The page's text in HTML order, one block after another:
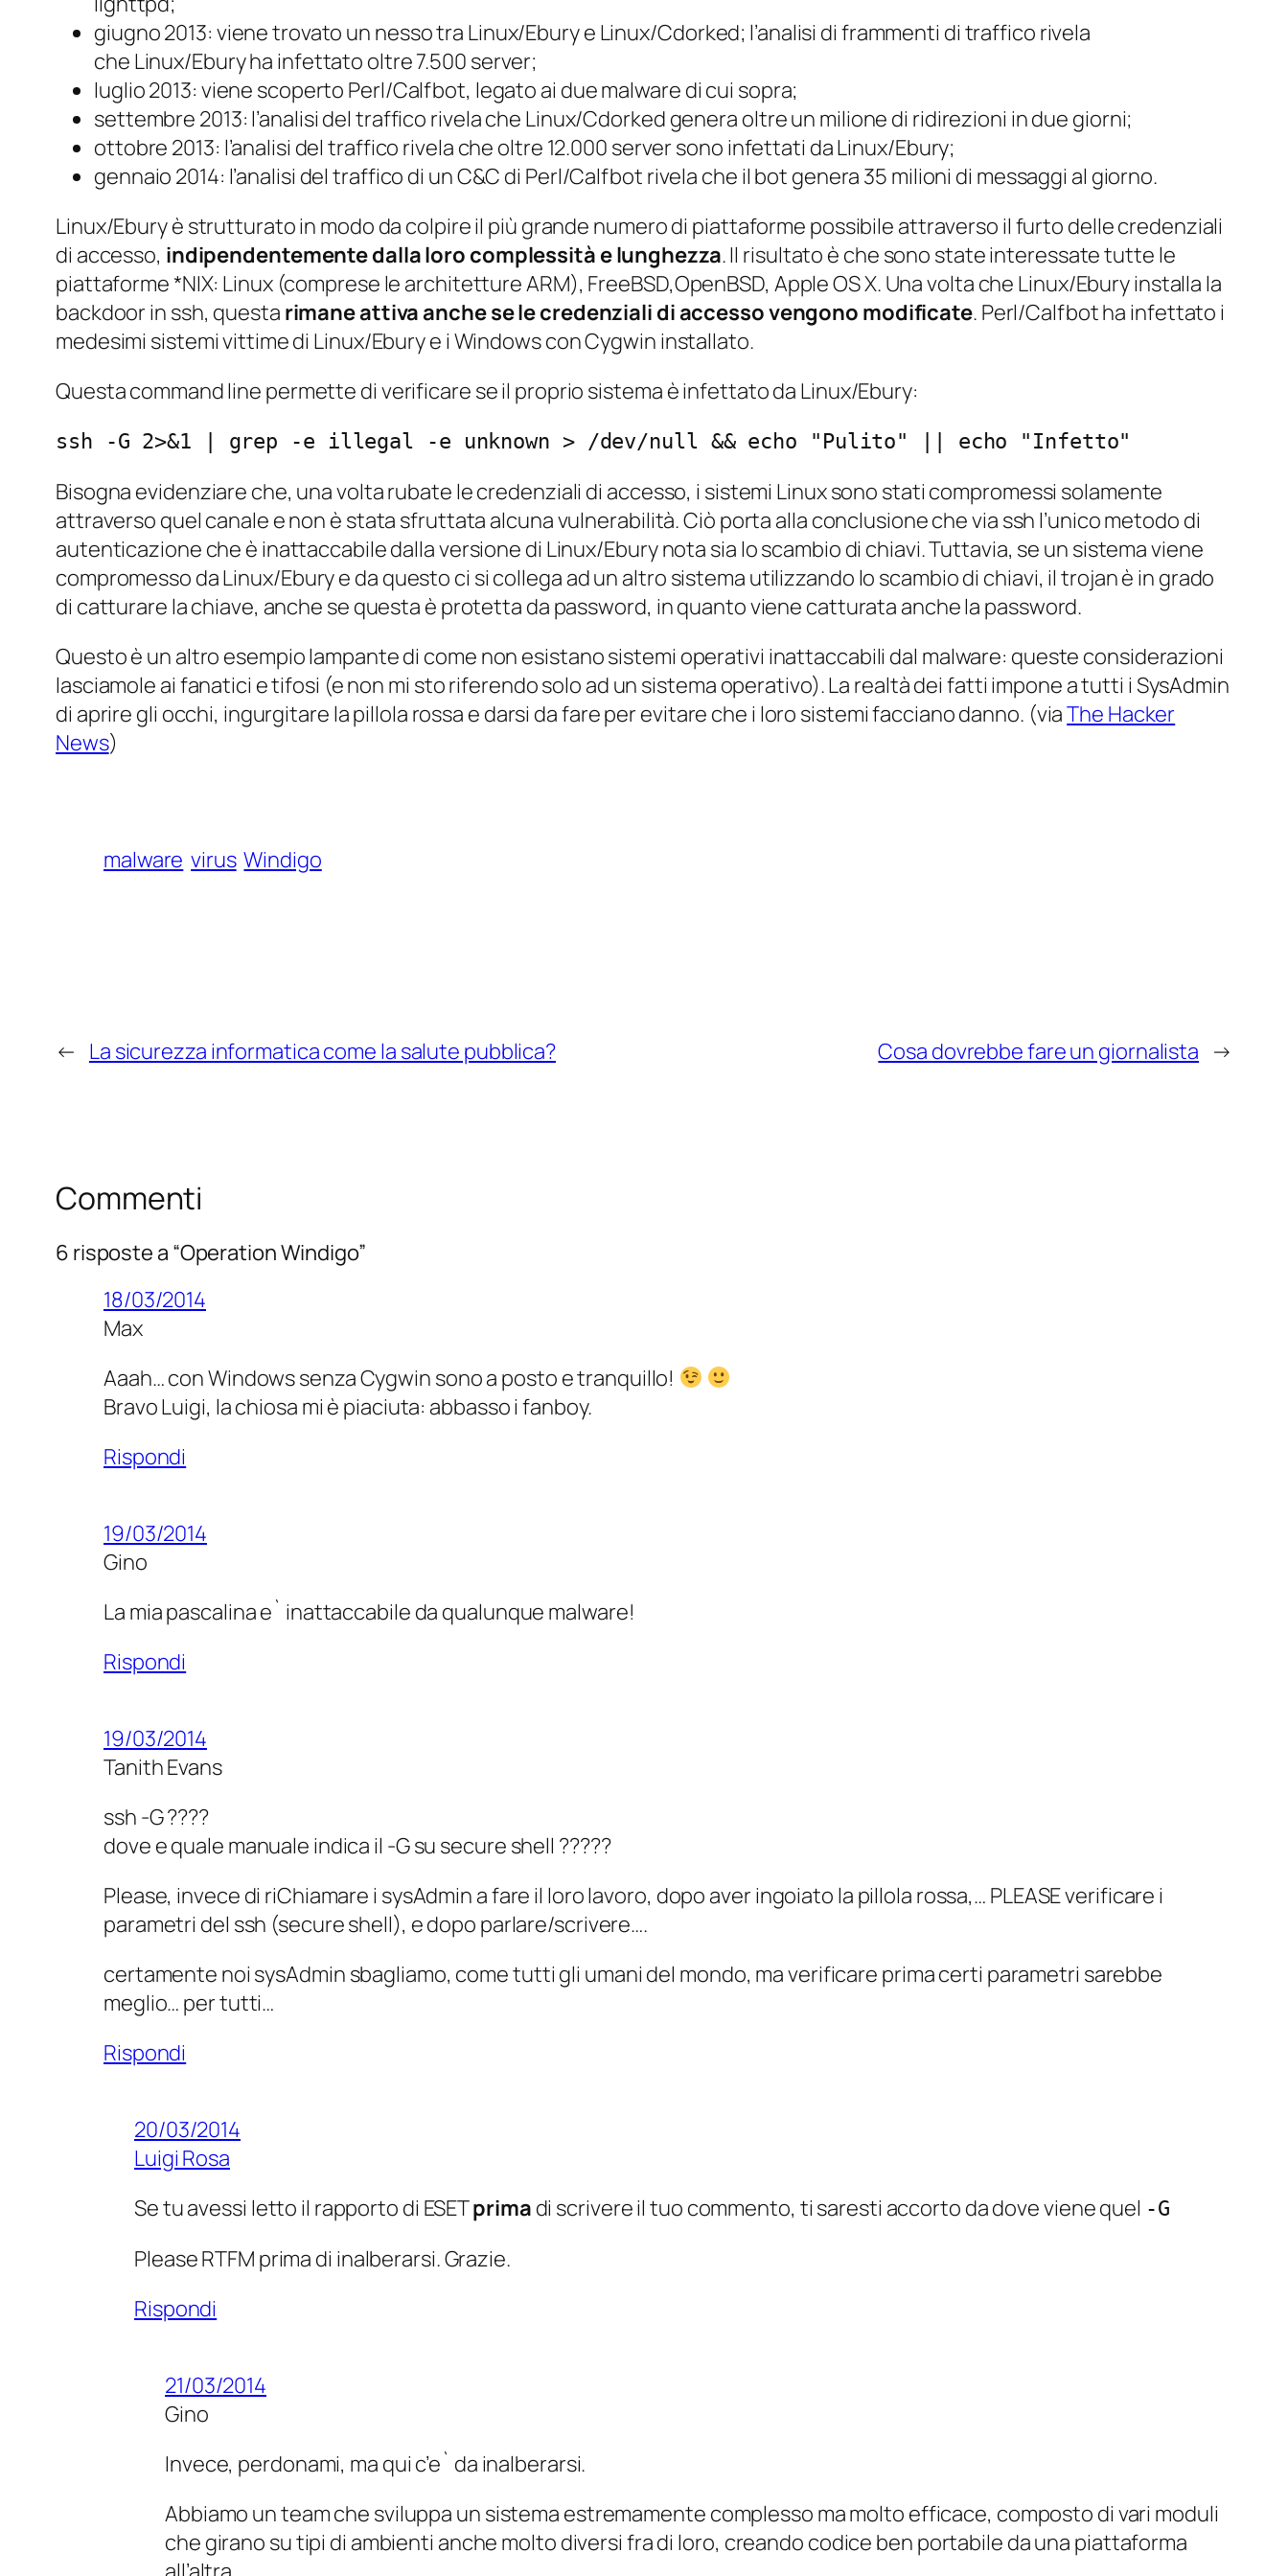
giugno 2013: viene trovato un nesso tra Linux/Ebury e Linux/Cdorked; l’analisi di frammenti di traffico rivela
che Linux/Ebury ha infettato oltre 7.500 server;
luglio 2013: viene scoperto Perl/Calfbot, legato ai due malware di cui sopra;
settembre 2013: l’analisi del traffico rivela che Linux/Cdorked genera oltre un milione di ridirezioni in due giorni;
ottobre 2013: l’analisi del traffico rivela che oltre 12.000 server sono infettati da Linux/Ebury;
gennaio 2014: l’analisi del traffico di un C&C di Perl/Calfbot rivela che il bot genera 35 milioni di messaggi al giorno.
Linux/Ebury è strutturato in modo da colpire il più grande numero di piattaforme possibile attraverso il furto delle credenziali
di accesso, indipendentemente dalla loro complessità e lunghezza. Il risultato è che sono state interessate tutte le
piattaforme *NIX: Linux (comprese le architetture ARM), FreeBSD,OpenBSD, Apple OS X. Una volta che Linux/Ebury installa la
backdoor in ssh, questa rimane attiva anche se le credenziali di accesso vengono modificate. Perl/Calfbot ha infettato i
medesimi sistemi vittime di Linux/Ebury e i Windows con Cygwin installato.
Questa command line permette di verificare se il proprio sistema è infettato da Linux/Ebury:
ssh -G 2>&1 | grep -e illegal -e unknown > /dev/null && echo "Pulito" || echo "Infetto"
Bisogna evidenziare che, una volta rubate le credenziali di accesso, i sistemi Linux sono stati compromessi solamente
attraverso quel canale e non è stata sfruttata alcuna vulnerabilità. Ciò porta alla conclusione che via ssh l’unico metodo di
autenticazione che è inattaccabile dalla versione di Linux/Ebury nota sia lo scambio di chiavi. Tuttavia, se un sistema viene
compromesso da Linux/Ebury e da questo ci si collega ad un altro sistema utilizzando lo scambio di chiavi, il trojan è in grado
di catturare la chiave, anche se questa è protetta da password, in quanto viene catturata anche la password.
Questo è un altro esempio lampante di come non esistano sistemi operativi inattaccabili dal malware: queste considerazioni
lasciamole ai fanatici e tifosi (e non mi sto riferendo solo ad un sistema operativo). La realtà dei fatti impone a tutti i SysAdmin
di aprire gli occhi, ingurgitare la pillola rossa e darsi da fare per evitare che i loro sistemi facciano danno. (viaThe Hacker
News)
malware virus Windigo
← La sicurezza informatica come la salute pubblica? Cosa dovrebbe fare un giornalista →
Commenti
6 risposte a “Operation Windigo”
18/03/2014
Max
Aaah… con Windows senza Cygwin sono a posto e tranquillo!
Bravo Luigi, la chiosa mi è piaciuta: abbasso i fanboy.
Rispondi
19/03/2014
Gino
La mia pascalina e` inattaccabile da qualunque malware!
Rispondi
19/03/2014
Tanith Evans
ssh -G ????
dove e quale manuale indica il -G su secure shell ?????
Please, invece di riChiamare i sysAdmin a fare il loro lavoro, dopo aver ingoiato la pillola rossa,… PLEASE verificare i
parametri del ssh (secure shell), e dopo parlare/scrivere….
certamente noi sysAdmin sbagliamo, come tutti gli umani del mondo, ma verificare prima certi parametri sarebbe
meglio… per tutti…
Rispondi
20/03/2014
Luigi Rosa
Se tu avessi letto il rapporto di ESETprima di scrivere il tuo commento, ti saresti accorto da dove viene quel -G
Please RTFM prima di inalberarsi. Grazie.
Rispondi
21/03/2014
Gino
Invece, perdonami, ma qui c’e` da inalberarsi.
Abbiamo un team che sviluppa un sistema estremamente complesso ma molto efficace, composto di vari moduli
che girano su tipi di ambienti anche molto diversi fra di loro, creando codice ben portabile da una piattaforma